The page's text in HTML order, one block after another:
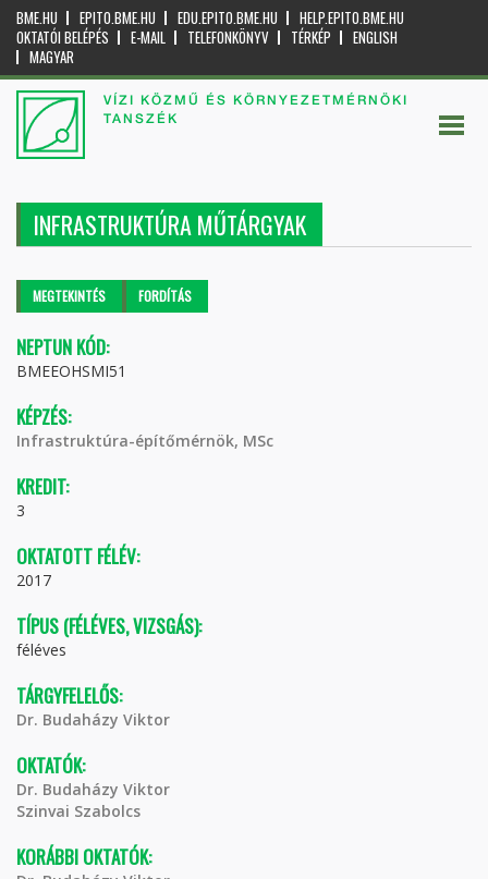
BME.HU EPITO.BME.HU EDU.EPITO.BME.HU
HELP.EPITO.BME.HU
OKTATÓI BELÉPÉS
E-MAIL TELEFONKÖNYV TÉRKÉP
ENGLISH
MAGYAR
VÍZI KÖZMŰ ÉS KÖRNYEZETMÉRNÖKI
TANSZÉK
INFRASTRUKTÚRA MŰTÁRGYAK
Elsődleges fülek
MEGTEKINTÉS (AKTÍVFORDÍTÁS
NEPTUN KÓD:
BMEEOHSMI51
KÉPZÉS:
Infrastruktúra-építőmérnök, MSc
KREDIT:
3
OKTATOTT FÉLÉV:
2017
TÍPUS (FÉLÉVES, VIZSGÁS):
féléves
TÁRGYFELELŐS:
Dr. Budaházy Viktor
OKTATÓK:
Dr. Budaházy Viktor
Szinvai Szabolcs
KORÁBBI OKTATÓK: